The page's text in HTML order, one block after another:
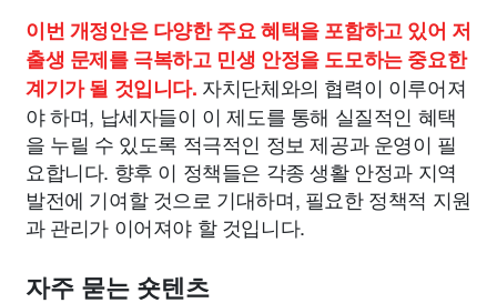
이번 개정안은 다양한 주요 혜택을 포함하고 있어 저
출생 문제를 극복하고 민생 안정을 도모하는 중요한
계기가 될 것입니다. 자치단체와의 협력이 이루어져
야 하며, 납세자들이 이 제도를 통해 실질적인 혜택
을 누릴 수 있도록 적극적인 정보 제공과 운영이 필
요합니다. 향후 이 정책들은 각종 생활 안정과 지역
발전에 기여할 것으로 기대하며, 필요한 정책적 지원
과 관리가 이어져야 할 것입니다.
자주 묻는 숏텐츠